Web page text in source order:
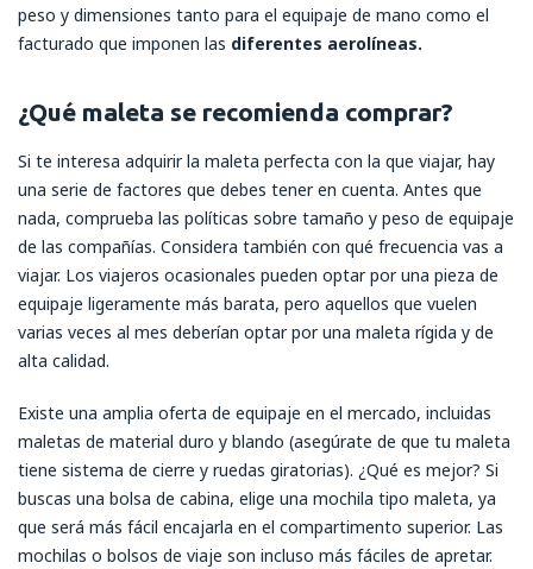
peso y dimensiones tanto para el equipaje de mano como el
facturado que imponen las diferentes aerolíneas.
¿Qué maleta se recomienda comprar?
Si te interesa adquirir la maleta perfecta con la que viajar, hay
una serie de factores que debes tener en cuenta. Antes que
nada, comprueba las políticas sobre tamaño y peso de equipaje
de las compañías. Considera también con qué frecuencia vas a
viajar. Los viajeros ocasionales pueden optar por una pieza de
equipaje ligeramente más barata, pero aquellos que vuelen
varias veces al mes deberían optar por una maleta rígida y de
alta calidad.
Existe una amplia oferta de equipaje en el mercado, incluidas
maletas de material duro y blando (asegúrate de que tu maleta
tiene sistema de cierre y ruedas giratorias). ¿Qué es mejor? Si
buscas una bolsa de cabina, elige una mochila tipo maleta, ya
que será más fácil encajarla en el compartimento superior. Las
mochilas o bolsos de viaje son incluso más fáciles de apretar.